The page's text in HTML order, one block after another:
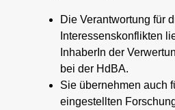
Die Verantwortung für
Interessenskonflikten
InhaberIn der
bei der HdBA.
Sie übernehmen auch
eingestellten